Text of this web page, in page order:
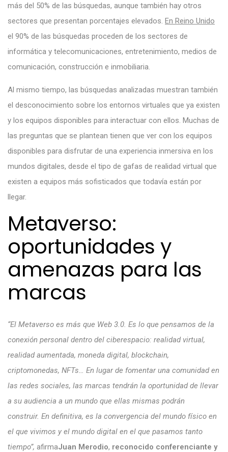
más del 50% de las búsquedas, aunque también hay otros
sectores que presentan porcentajes elevados. En Reino Unido
el 90% de las búsquedas proceden de los sectores de
informática y telecomunicaciones, entretenimiento, medios de
comunicación, construcción e inmobiliaria.
Al mismo tiempo, las búsquedas analizadas muestran también
el desconocimiento sobre los entornos virtuales que ya existen
y los equipos disponibles para interactuar con ellos. Muchas de
las preguntas que se plantean tienen que ver con los equipos
disponibles para disfrutar de una experiencia inmersiva en los
mundos digitales, desde el tipo de gafas de realidad virtual que
existen a equipos más sofisticados que todavía están por
llegar.
Metaverso:
oportunidades y
amenazas para las
marcas
“El Metaverso es más que Web 3.0. Es lo que pensamos de la
conexión personal dentro del ciberespacio: realidad virtual,
realidad aumentada, moneda digital, blockchain,
criptomonedas, NFTs… En lugar de fomentar una comunidad en
las redes sociales, las marcas tendrán la oportunidad de llevar
a su audiencia a un mundo que ellas mismas podrán
construir. En definitiva, es la convergencia del mundo físico en
el que vivimos y el mundo digital en el que pasamos tanto
tiempo”, afirmaJuan Merodio, reconocido conferenciante y